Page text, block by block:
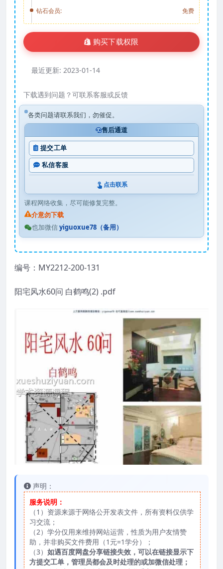
钻石会员:
免费
购买下载权限
最近更新: 2023-01-14
下载遇到问题？可联系客服或反馈
各类问题请联系我们，勿催促。
售后通道
提交工单
私信客服
点击联系
课程网络收集，尽可能修复完整。
介意勿下载
也加微信yiguoxue78（备用）
编号：MY2212-200-131
阳宅风水60问 白鹤鸣(2) .pdf
声明：
服务说明：
（1）资源来源于网络公开发表文件，所有资料仅供学
习交流；
（2）学分仅用来维持网站运营，性质为用户友情赞
助，并非购买文件费用（1元=1学分）；
（3） 如遇百度网盘分享链接失效，可以在链接显示下
方提交工单，管理员都会及时处理的或加微信处理；